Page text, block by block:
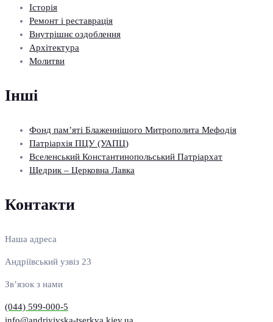
Історія
Ремонт і реставрація
Внутрішнє оздоблення
Архітектура
Молитви
Інші
Фонд пам’яті Блаженнішого Митрополита Мефодія
Патріархія ПЦУ (УАПЦ)
Вселенський Константинопольський Патріархат
Щедрик – Церковна Лавка
Контакти
Наша адреса
Андріївський узвіз 23
Зв’язок з нами
(044) 599-000-5